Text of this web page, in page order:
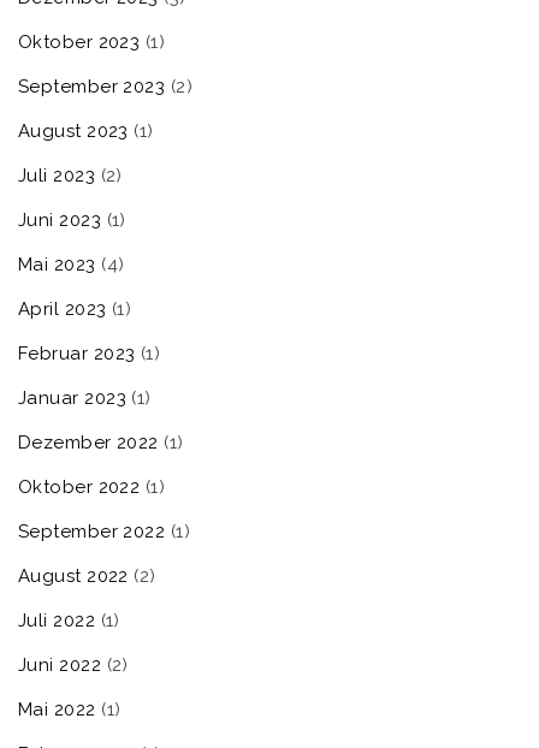
Oktober 2023 (1)
September 2023 (2)
August 2023 (1)
Juli 2023 (2)
Juni 2023 (1)
Mai 2023 (4)
April 2023 (1)
Februar 2023 (1)
Januar 2023 (1)
Dezember 2022 (1)
Oktober 2022 (1)
September 2022 (1)
August 2022 (2)
Juli 2022 (1)
Juni 2022 (2)
Mai 2022 (1)